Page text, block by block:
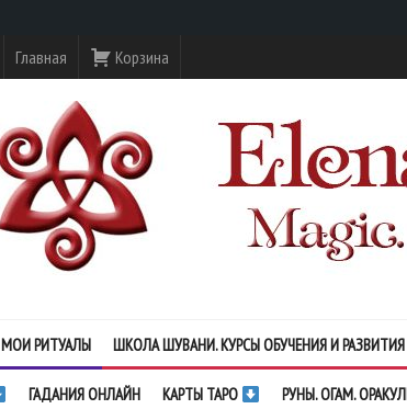
Главная Корзина
МОИ РИТУАЛЫ ШКОЛА ШУВАНИ. КУРСЫ ОБУЧЕНИЯ И РАЗВИТИЯ
ГАДАНИЯ ОНЛАЙН КАРТЫ ТАРО РУНЫ. ОГАМ.